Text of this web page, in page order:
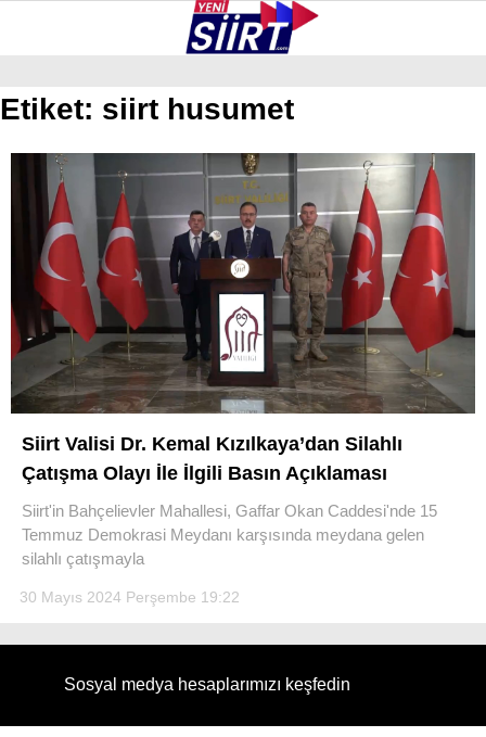
Facebook
GALERİ VİDEO YAZARLAR
KURTALAN
ERUH
BAYKAN
PERVARI
ŞIRVAN
TILLO
GÜNDEM
NÖBETÇI ECZANELER
Etiket: siirt husumet
Siirt Valisi Dr. Kemal Kızılkaya’dan Silahlı
Çatışma Olayı İle İlgili Basın Açıklaması
Siirt'in Bahçelievler Mahallesi, Gaffar Okan Caddesi'nde 15
Temmuz Demokrasi Meydanı karşısında meydana gelen
silahlı çatışmayla
30 Mayıs 2024 Perşembe 19:22
Sosyal medya hesaplarımızı keşfedin